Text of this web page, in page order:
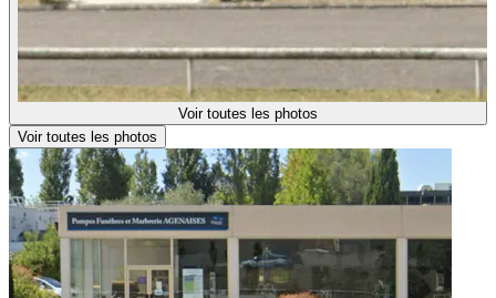
Voir toutes les photos
Voir toutes les photos